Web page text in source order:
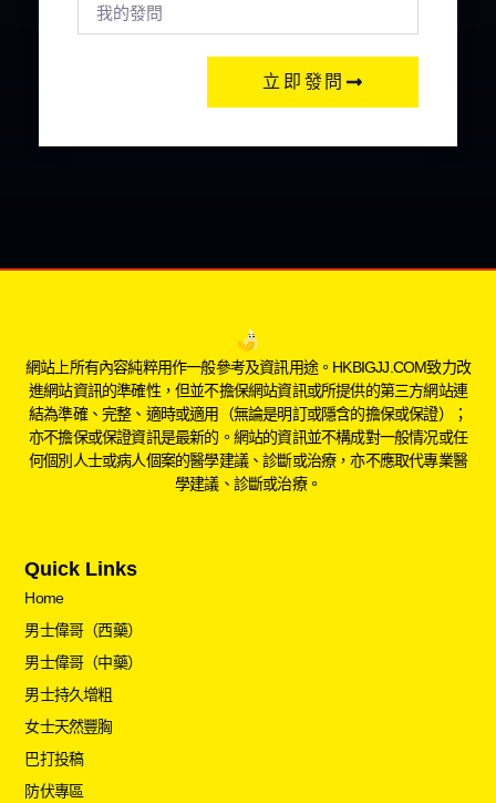
立即發問
網站上所有內容純粹用作一般參考及資訊用途。HKBIGJJ.COM致力改
進網站資訊的準確性，但並不擔保網站資訊或所提供的第三方網站連
結為準確、完整、適時或適用（無論是明訂或隱含的擔保或保證）；
亦不擔保或保證資訊是最新的。網站的資訊並不構成對一般情况或任
何個別人士或病人個案的醫學建議、診斷或治療，亦不應取代專業醫
學建議、診斷或治療。
Quick Links
Home
男士偉哥（西藥）
男士偉哥（中藥）
男士持久增粗
女士天然豐胸
巴打投稿
防伏專區